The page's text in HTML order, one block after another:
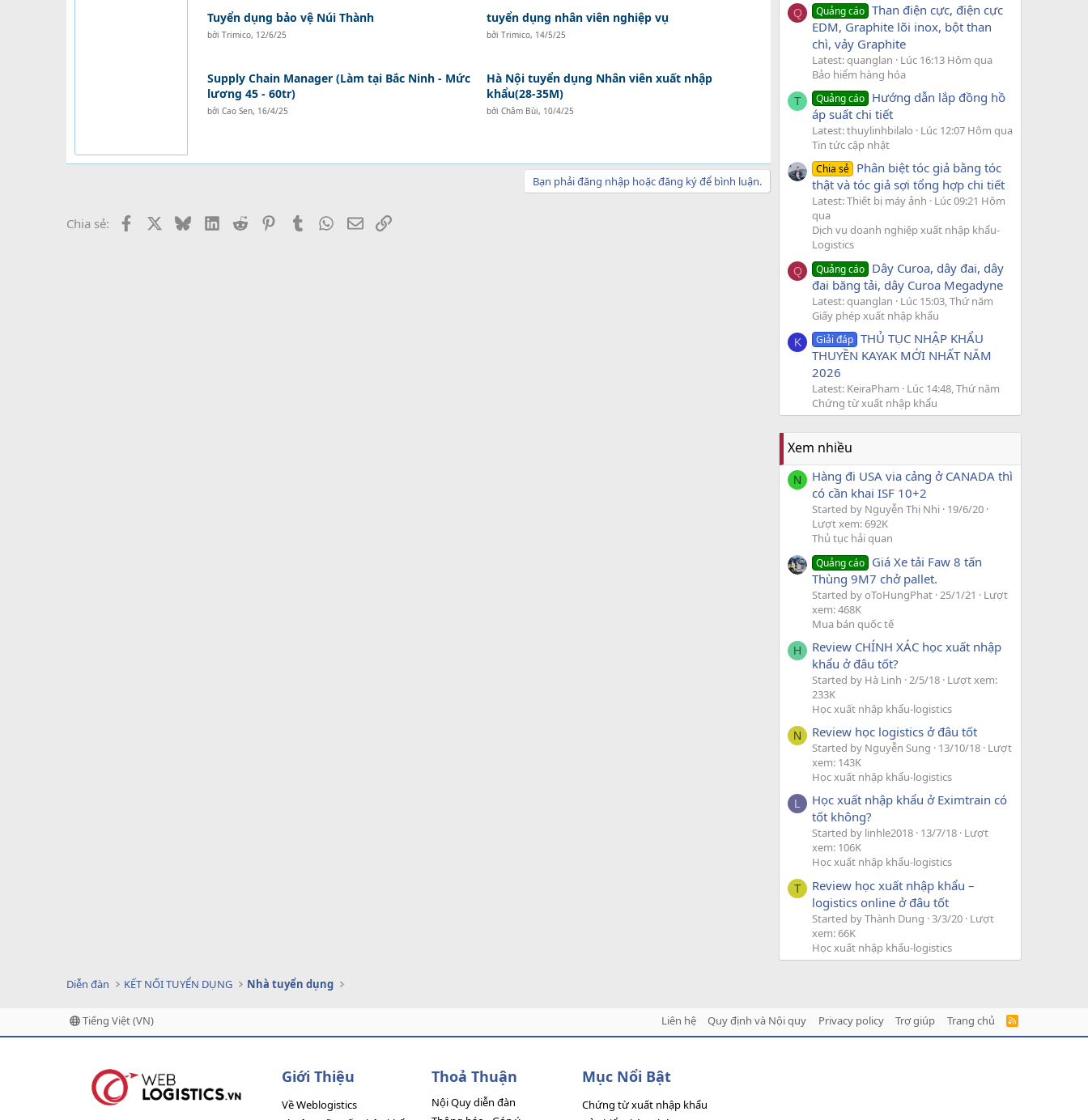
Tuyển dụng bảo vệ Núi Thành
bởi Trimico, 12/6/25
tuyển dụng nhân viên nghiệp vụ
bởi Trimico, 14/5/25
Supply Chain Manager (Làm tại Bắc Ninh - Mức
lương 45 - 60tr)
bởi Cao Sen, 16/4/25
Hà Nội tuyển dụng Nhân viên xuất nhập
khẩu(28-35M)
bởi Châm Bùi, 10/4/25
Bạn phải đăng nhập hoặc đăng ký để bình luận.
Chia sẻ: Facebook BlueskyLinkedIn
Reddit PinterestTumblr WhatsApp
EmailLink
Q Quảng cáo Than điện cực, điện cực
EDM, Graphite lõi inox, bột than
chì, vảy Graphite
Latest: quanglan
Lúc 16:13 Hôm qua
Bảo hiểm hàng hóa
T Quảng cáo Hướng dẫn lắp đồng hồ
áp suất chi tiết
Latest: thuylinhbilalo
Lúc 12:07 Hôm qua
Tin tức cập nhật
Chia sẻ Phân biệt tóc giả bằng tóc
thật và tóc giả sợi tổng hợp chi tiết
Latest: Thiết bị máy ảnh
Lúc 09:21 Hôm
qua
Dịch vụ doanh nghiệp xuất nhập khẩu-
Logistics
Q Quảng cáo Dây Curoa, dây đai, dây
đai băng tải, dây Curoa Megadyne
Latest: quanglan
Lúc 15:03, Thứ năm
Giấy phép xuất nhập khẩu
K Giải đáp THỦ TỤC NHẬP KHẨU
THUYỀN KAYAK MỚI NHẤT NĂM
2026
Latest: KeiraPham
Lúc 14:48, Thứ năm
Chứng từ xuất nhập khẩu
Xem nhiều
N
Hàng đi USA via cảng ở CANADA thì
có cần khai ISF 10+2
Started by Nguyễn Thị Nhi 19/6/20
Lượt xem: 692K
Thủ tục hải quan
Quảng cáo Giá Xe tải Faw 8 tấn
Thùng 9M7 chở pallet.
Started by oToHungPhat 25/1/21
Lượt
xem: 468K
Mua bán quốc tế
H
Review CHÍNH XÁC học xuất nhập
khẩu ở đâu tốt?
Started by Hà Linh 2/5/18 Lượt xem:
233K
Học xuất nhập khẩu-logistics
N Review học logistics ở đâu tốt
Started by Nguyễn Sung 13/10/18 Lượt
xem: 143K
Học xuất nhập khẩu-logistics
L
Học xuất nhập khẩu ở Eximtrain có
tốt không?
Started by linhle2018 13/7/18 Lượt
xem: 106K
Học xuất nhập khẩu-logistics
T
Review học xuất nhập khẩu –
logistics online ở đâu tốt
Started by Thành Dung 3/3/20 Lượt
xem: 66K
Học xuất nhập khẩu-logistics
Diễn đàn KẾT NỐI TUYỂN DỤNG Nhà tuyển dụng
Tiếng Việt (VN) Liên hệ Quy định và Nội quy Privacy policy Trợ giúp Trang chủ
R
Giới Thiệu
Về Weblogistics
Thoả Thuận
Nội Quy diễn đàn
Mục Nổi Bật
Chứng từ xuất nhập khẩu